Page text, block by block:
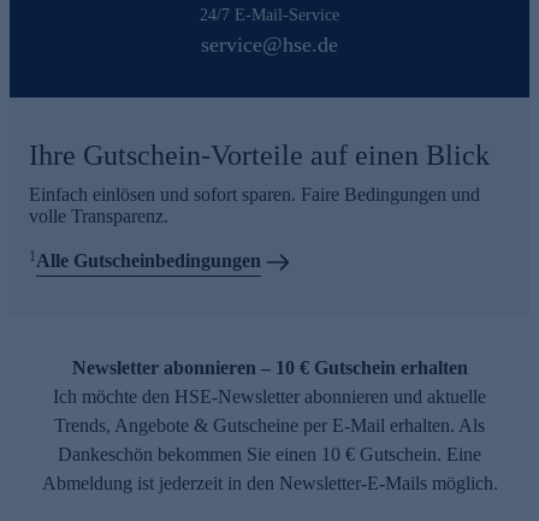
24/7 E-Mail-Service
service@hse.de
Ihre Gutschein-Vorteile auf einen Blick
Einfach einlösen und sofort sparen. Faire Bedingungen und
volle Transparenz.
1Alle Gutscheinbedingungen
Newsletter abonnieren – 10 € Gutschein erhalten
Ich möchte den HSE-Newsletter abonnieren und aktuelle
Trends, Angebote & Gutscheine per E-Mail erhalten. Als
Dankeschön bekommen Sie einen 10 € Gutschein. Eine
Abmeldung ist jederzeit in den Newsletter-E-Mails möglich.